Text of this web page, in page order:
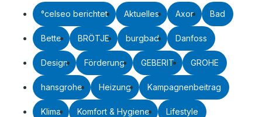
°celseo berichtet Aktuelles Axor Bad
Bette BRÖTJE burgbad Danfoss
Design Förderung GEBERIT GROHE
hansgrohe Heizung Kampagnenbeitrag
Klima Komfort & Hygiene Lifestyle